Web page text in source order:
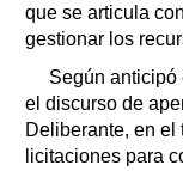
que se articula
gestionar los
Según
el discurso de
Deliberante, en el
licitaciones para